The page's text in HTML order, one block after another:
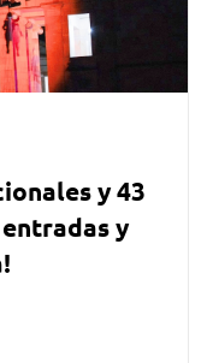
y 43
y